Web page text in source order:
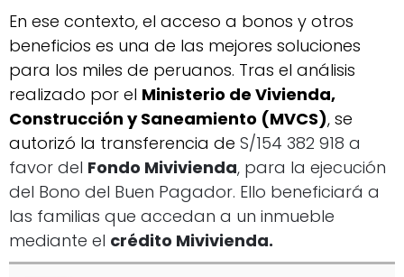
En ese contexto, el acceso a bonos y otros
beneficios es una de las mejores soluciones
para los miles de peruanos. Tras el análisis
realizado por el Ministerio de Vivienda,
Construcción y Saneamiento (MVCS), se
autorizó la transferencia de S/154 382 918 a
favor del Fondo Mivivienda, para la ejecución
del Bono del Buen Pagador. Ello beneficiará a
las familias que accedan a un inmueble
mediante el crédito Mivivienda.